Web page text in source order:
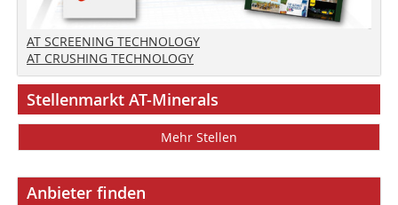
AT SCREENING TECHNOLOGY
AT CRUSHING TECHNOLOGY
Stellenmarkt AT-Minerals
Mehr Stellen
Anbieter finden